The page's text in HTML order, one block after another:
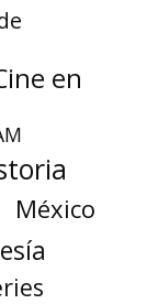
en
México